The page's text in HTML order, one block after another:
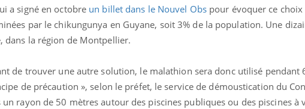
a signé en octobre un billet dans le Nouvel Obs pour évoquer ce
par le chikungunya en Guyane, soit 3% de la population. Une
dans la région de Montpellier.
de trouver une autre solution, le malathion sera donc utilisé pendant
de précaution », selon le préfet, le service de démoustication du
un rayon de 50 mètres autour des piscines publiques ou des piscines